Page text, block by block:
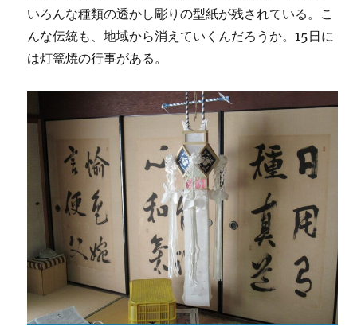
いろんな種類の透かし彫りの型紙が残されている。こ
んな伝統も、地域から消えていくんだろうか。15日に
は灯篭焼の行事がある。